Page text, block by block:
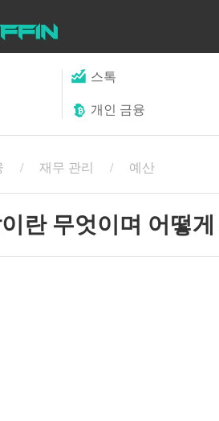
스톡
개인 금융
재무 관리 예산
란 무엇이며 어떻